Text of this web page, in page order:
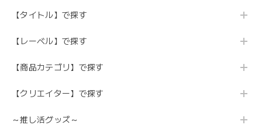
【タイトル】で探す
【レーベル】で探す
【商品カテゴリ】で探す
【クリエイター】で探す
～推し活グッズ～